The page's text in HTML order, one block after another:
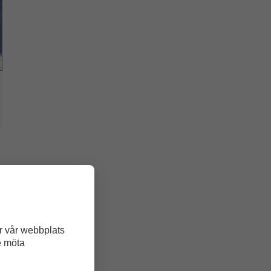
vår webbplats
möta